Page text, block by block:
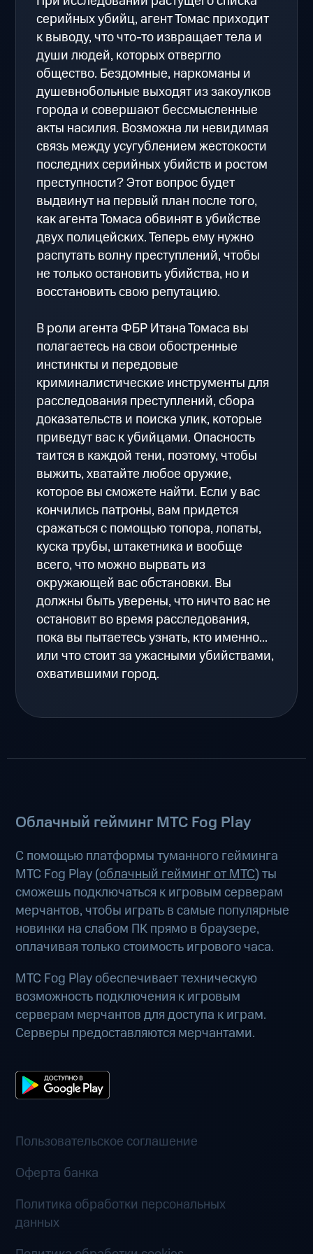
серийных убийц, агент Томас приходит
к выводу, что что-то извращает тела и
души людей, которых отвергло
общество. Бездомные, наркоманы и
душевнобольные выходят из закоулков
города и совершают бессмысленные
акты насилия. Возможна ли невидимая
связь между усугублением жестокости
последних серийных убийств и ростом
преступности? Этот вопрос будет
выдвинут на первый план после того,
как агента Томаса обвинят в убийстве
двух полицейских. Теперь ему нужно
распутать волну преступлений, чтобы
не только остановить убийства, но и
восстановить свою репутацию.
В роли агента ФБР Итана Томаса вы
полагаетесь на свои обостренные
инстинкты и передовые
криминалистические инструменты для
расследования преступлений, сбора
доказательств и поиска улик, которые
приведут вас к убийцами. Опасность
таится в каждой тени, поэтому, чтобы
выжить, хватайте любое оружие,
которое вы сможете найти. Если у вас
кончились патроны, вам придется
сражаться с помощью топора, лопаты,
куска трубы, штакетника и вообще
всего, что можно вырвать из
окружающей вас обстановки. Вы
должны быть уверены, что ничто вас не
остановит во время расследования,
пока вы пытаетесь узнать, кто именно...
или что стоит за ужасными убийствами,
охватившими город.
Облачный гейминг МТС Fog Play
С помощью платформы туманного гейминга
МТС Fog Play (облачный гейминг от МТС) ты
сможешь подключаться к игровым серверам
мерчантов, чтобы играть в самые популярные
новинки на слабом ПК прямо в браузере,
оплачивая только стоимость игрового часа.
МТС Fog Play обеспечивает техническую
возможность подключения к игровым
серверам мерчантов для доступа к играм.
Серверы предоставляются мерчантами.
Пользовательское соглашение
Оферта банка
Политика обработки персональных
данных